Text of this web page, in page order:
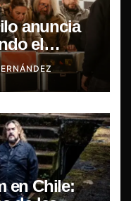
anuncia
el
en Chile
en Chile: